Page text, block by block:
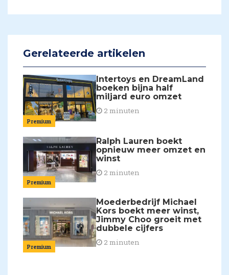
Gerelateerde artikelen
Premium
Intertoys en DreamLand
boeken bijna half
miljard euro omzet
2 minuten
Premium
Ralph Lauren boekt
opnieuw meer omzet en
winst
2 minuten
Premium
Moederbedrijf Michael
Kors boekt meer winst,
Jimmy Choo groeit met
dubbele cijfers
2 minuten